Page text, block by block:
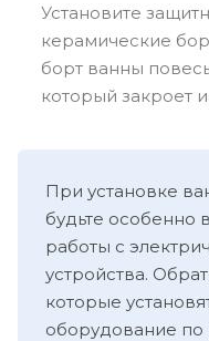
Установите
керамические
борт ванны
который закроет
При установке
будьте особенно
работы с
устройства.
которые
оборудование